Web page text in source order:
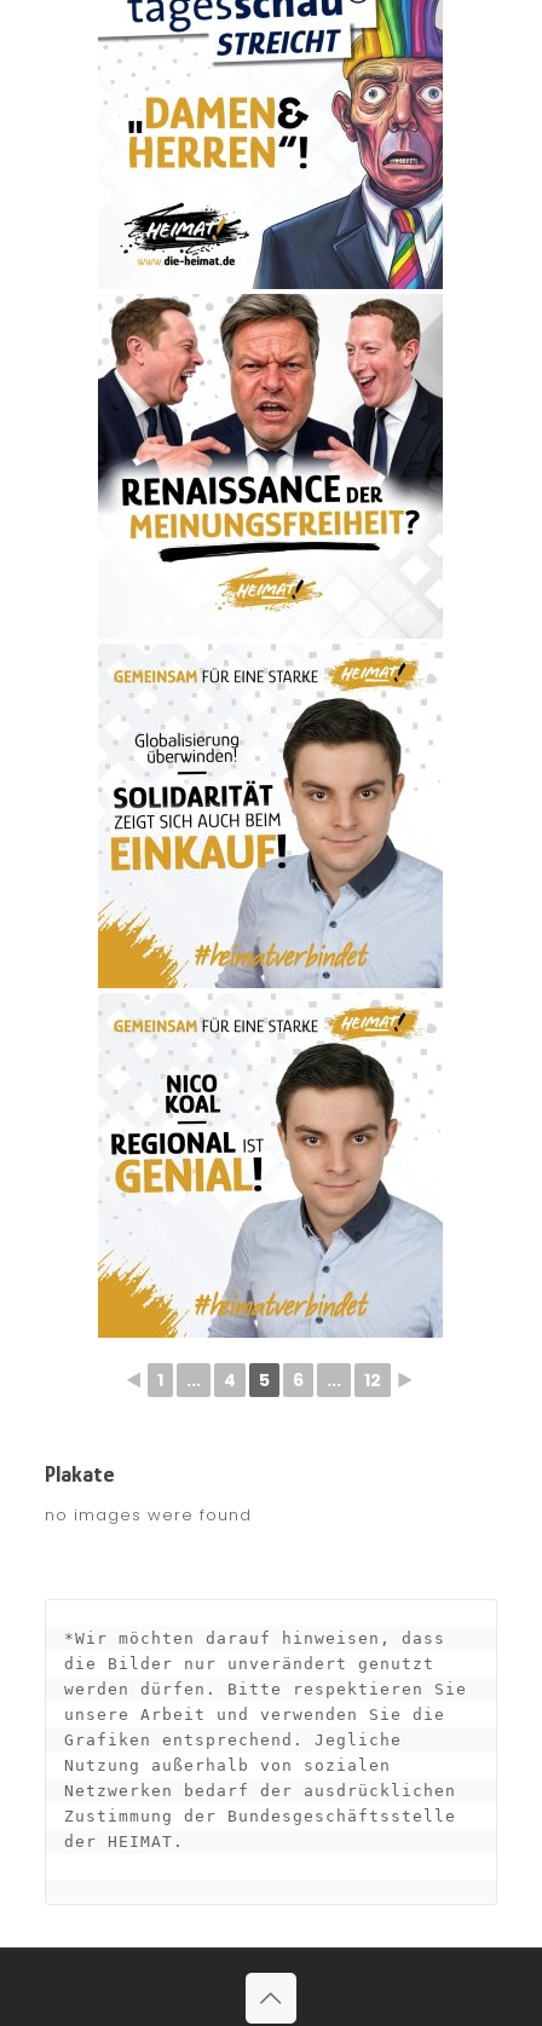
◄ 1 ... 4 5 6 ... 12 ►
Plakate
no images were found
*Wir möchten darauf hinweisen, dass
die Bilder nur unverändert genutzt
werden dürfen. Bitte respektieren Sie
unsere Arbeit und verwenden Sie die
Grafiken entsprechend. Jegliche
Nutzung außerhalb von sozialen
Netzwerken bedarf der ausdrücklichen
Zustimmung der Bundesgeschäftsstelle
der HEIMAT.